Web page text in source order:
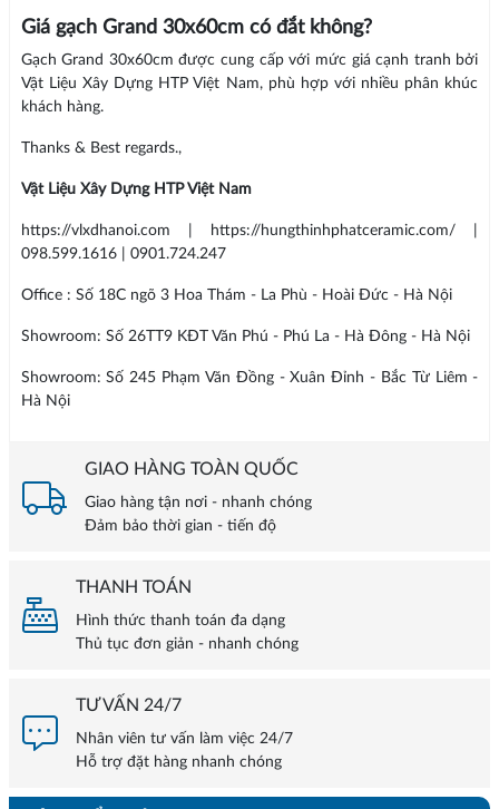
Giá gạch Grand 30x60cm có đắt không?
Gạch Grand 30x60cm được cung cấp với mức giá cạnh tranh bởi
Vật Liệu Xây Dựng HTP Việt Nam, phù hợp với nhiều phân khúc
khách hàng.
Thanks & Best regards.,
Vật Liệu Xây Dựng HTP Việt Nam
https://vlxdhanoi.com | https://hungthinhphatceramic.com/ |
098.599.1616 | 0901.724.247
Office : Số 18C ngõ 3 Hoa Thám - La Phù - Hoài Đức - Hà Nội
Showroom: Số 26TT9 KĐT Văn Phú - Phú La - Hà Đông - Hà Nội
Showroom: Số 245 Phạm Văn Đồng - Xuân Đỉnh - Bắc Từ Liêm -
Hà Nội
GIAO HÀNG TOÀN QUỐC
Giao hàng tận nơi - nhanh chóng
Đảm bảo thời gian - tiến độ
THANH TOÁN
Hình thức thanh toán đa dạng
Thủ tục đơn giản - nhanh chóng
TƯ VẤN 24/7
Nhân viên tư vấn làm việc 24/7
Hỗ trợ đặt hàng nhanh chóng